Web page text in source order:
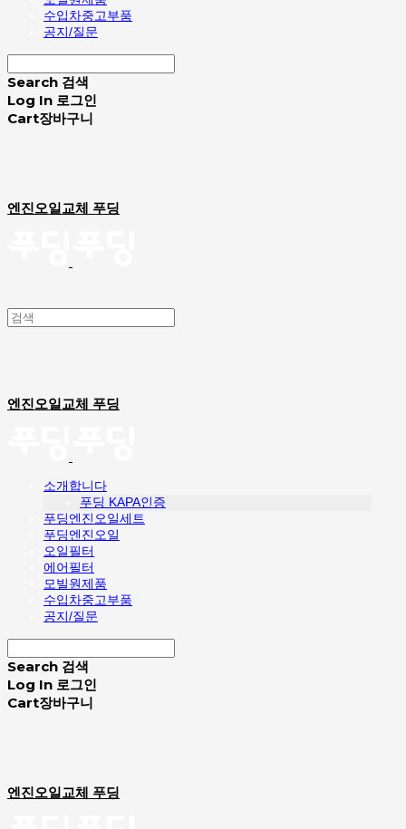
수입차중고부품
공지/질문
Search 검색
Log In 로그인
Cart장바구니
엔진오일교체 푸딩
엔진오일교체 푸딩
소개합니다
푸딩 KAPA인증
푸딩엔진오일세트
푸딩엔진오일
오일필터
에어필터
모빌원제품
수입차중고부품
공지/질문
Search 검색
Log In 로그인
Cart장바구니
엔진오일교체 푸딩